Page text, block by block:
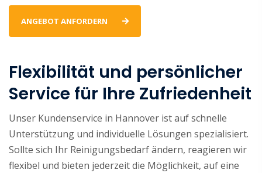
ANGEBOT ANFORDERN
Flexibilität und persönlicher
Service für Ihre Zufriedenheit
Unser Kundenservice in Hannover ist auf schnelle
Unterstützung und individuelle Lösungen spezialisiert.
Sollte sich Ihr Reinigungsbedarf ändern, reagieren wir
flexibel und bieten jederzeit die Möglichkeit, auf eine